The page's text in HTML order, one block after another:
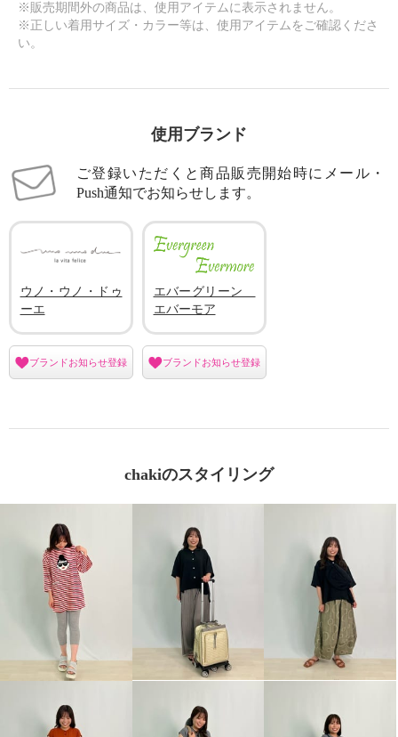
※販売期間外の商品は、使用アイテムに表示されません。
※正しい着用サイズ・カラー等は、使用アイテムをご確認くださ
い。
使用ブランド
ご登録いただくと商品販売開始時にメール・
Push通知でお知らせします。
ウノ・ウノ・ドゥ
ーエ
ブランドお知らせ登録
エバーグリーン
エバーモア
ブランドお知らせ登録
chakiのスタイリング